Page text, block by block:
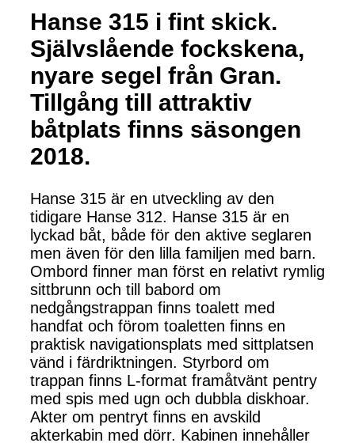
Hanse 315 i fint skick.
Självslående fockskena,
nyare segel från Gran.
Tillgång till attraktiv
båtplats finns säsongen
2018.
Hanse 315 är en utveckling av den
tidigare Hanse 312. Hanse 315 är en
lyckad båt, både för den aktive seglaren
men även för den lilla familjen med barn.
Ombord finner man först en relativt rymlig
sittbrunn och till babord om
nedgångstrappan finns toalett med
handfat och förom toaletten finns en
praktisk navigationsplats med sittplatsen
vänd i färdriktningen. Styrbord om
trappan finns L-format framåtvänt pentry
med spis med ugn och dubbla diskhoar.
Akter om pentryt finns en avskild
akterkabin med dörr. Kabinen innehåller